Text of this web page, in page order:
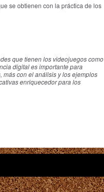
se obtienen con la práctica de los
que tienen los videojuegos como
digital es importante para
más con el análisis y los ejemplos
enriquecedor para los